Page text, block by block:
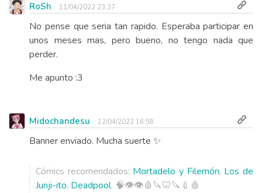
RoSh 11/04/2022 23:37
No pense que seria tan rapido. Esperaba participar en
unos meses mas, pero bueno, no tengo nada que
perder.
Me apunto :3
Midochandesu 12/04/2022 16:58
Banner enviado. Mucha suerte ✨
Cómics recomendados: Mortadelo y Filemón, Los de
Junji-ito, Deadpool. 🧠👁️👁️🩸🔪🦷🔪💉🩸